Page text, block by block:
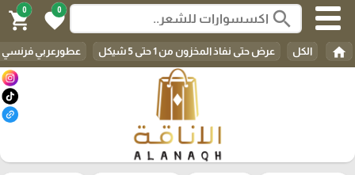
search
0
favorite
0
shopping_cart
home الكل عرض حتى نفاذ المخزون من 1 حتى 5 شيكل عطورعربي فرنسي